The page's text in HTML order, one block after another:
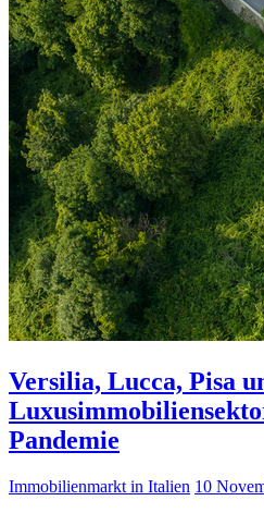
Versilia, Lucca, Pisa
Pandemie
Immobilienmarkt in Italien 10